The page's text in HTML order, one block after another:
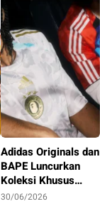
Adidas Originals dan
BAPE Luncurkan
Koleksi Khusus
Sambut Piala Dunia
30/06/2026